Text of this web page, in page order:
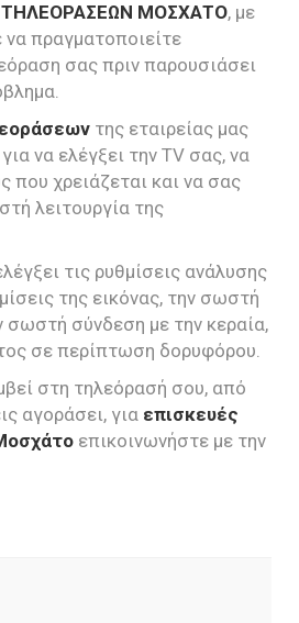
ΤΗΛΕΟΡΑΣΕΩΝ ΜΟΣΧΑΤΟ, με
να πραγματοποιείτε
σας πριν παρουσιάσει
της εταιρείας μας
να ελέγξει την TV σας, να
που χρειάζεται και να σας
λειτουργία της
τις ρυθμίσεις ανάλυσης
της εικόνας, την σωστή
σωστή σύνδεση με την κεραία,
σε περίπτωση δορυφόρου.
στη τηλεόρασή σου, από
αγοράσει, για επισκευές
επικοινωνήστε με την